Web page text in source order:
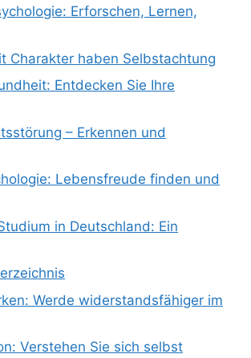
Erforschen, Lernen,
Charakter haben Selbstachtung
Entdecken Sie Ihre
– Erkennen und
Lebensfreude finden und
in Deutschland: Ein
Werde widerstandsfähiger im
Verstehen Sie sich selbst